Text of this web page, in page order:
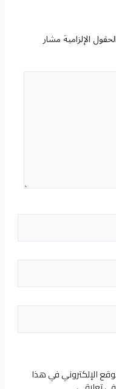
الحقول الإلزامية مشار
الإلكتروني في هذا